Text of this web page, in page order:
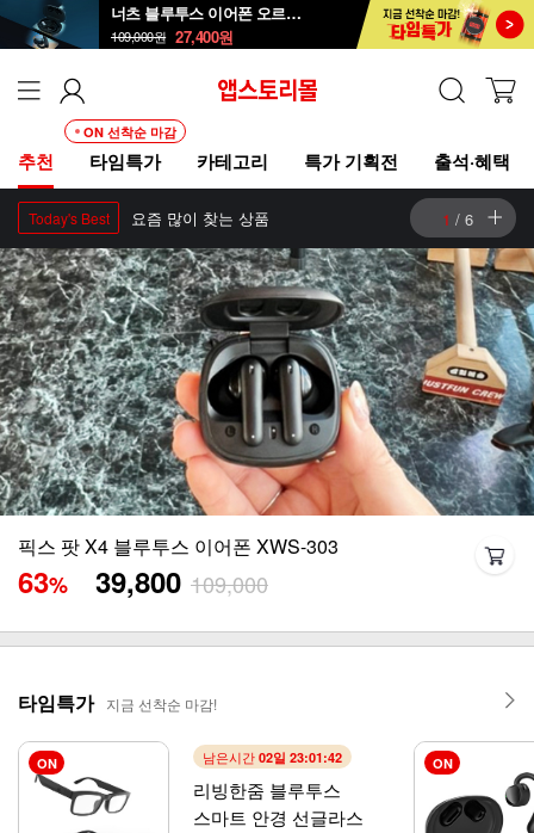
너츠 블루투스 이어폰 오르골 T90
109,000원 27,400원
추천
ON 선착순 마감
타임특가 카테고리 특가 기획전 출석·혜택
Today's Best 요즘 많이 찾는 상품 2 / 6
픽스 쿨 휴대용 냉각 선풍기 XPF-502
50% 29,800 59,800
타임특가 지금 선착순 마감!
ON 남은시간 02일 23:01:39
리빙한줌 블루투스
스마트 안경 선글라스
ON